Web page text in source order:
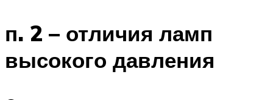
п. 2 – отличия ламп
высокого давления